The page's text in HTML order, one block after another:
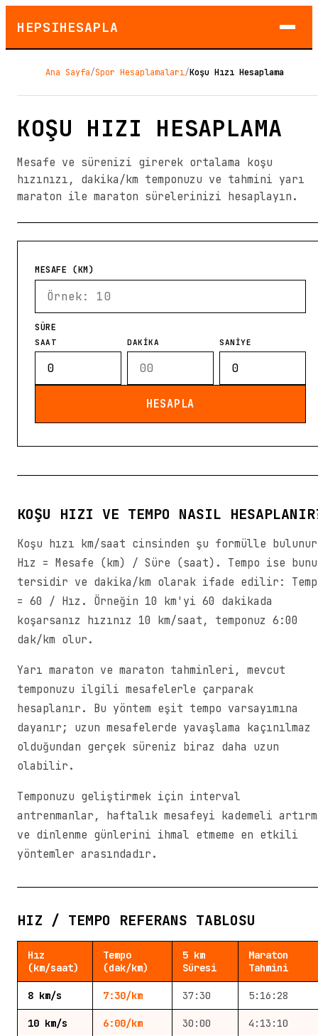
HEPSIHESAPLA
Ana Sayfa/Spor Hesaplamaları/Koşu Hızı Hesaplama
KOŞU HIZI HESAPLAMA
Mesafe ve sürenizi girerek ortalama koşu
hızınızı, dakika/km temponuzu ve tahmini yarı
maraton ile maraton sürelerinizi hesaplayın.
MESAFE (KM)
SÜRE
SAAT DAKİKA SANİYE
HESAPLA
KOŞU HIZI VE TEMPO NASIL
Koşu hızı km/saat cinsinden şu formülle
Hız = Mesafe (km) / Süre (saat). Tempo ise
tersidir ve dakika/km olarak ifade edilir:
= 60 / Hız. Örneğin 10 km'yi 60 dakikada
koşarsanız hızınız 10 km/saat, temponuz 6:00
dak/km olur.
Yarı maraton ve maraton tahminleri, mevcut
temponuzu ilgili mesafelerle çarparak
hesaplanır. Bu yöntem eşit tempo varsayımına
dayanır; uzun mesafelerde yavaşlama kaçınılmaz
olduğundan gerçek süreniz biraz daha uzun
olabilir.
Temponuzu geliştirmek için interval
antrenmanlar, haftalık mesafeyi kademeli
ve dinlenme günlerini ihmal etmeme en etkili
yöntemler arasındadır.
HIZ / TEMPO REFERANS TABLOSU
Hız
(km/saat)
Tempo
(dak/km)
5 km
Süresi
Maraton
Tahmini
8 km/s 7:30/km 37:30 5:16:28
10 km/s 6:00/km 30:00 4:13:10